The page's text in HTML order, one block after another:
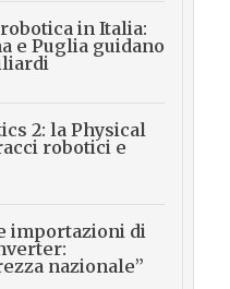
in Italia:
e Puglia guidano
2: la Physical
robotici e
importazioni di
nazionale”